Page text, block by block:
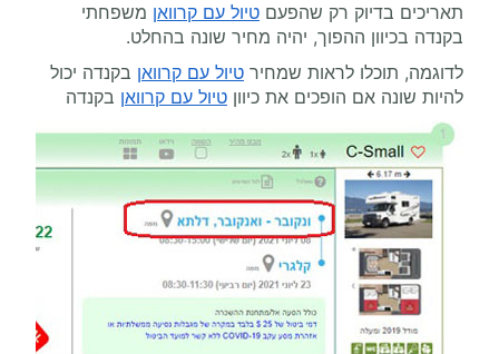
תאריכים בדיוק רק שהפעם טיול עם קרוואן משפחתי
בקנדה בכיוון ההפוך, יהיה מחיר שונה בהחלט.
לדוגמה, תוכלו לראות שמחיר טיול עם קרוואן בקנדה יכול
להיות שונה אם הופכים את כיוון טיול עם קרוואן בקנדה